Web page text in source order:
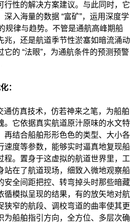
行性的解决方案建议。与此同时，它
入海量的数据 “富矿”，运用深度学
规律与趋势。不管是通航高峰期船
兆，还是航道季节性淤塞如暗流涌动
的 “法眼”，为通航条件的预测预警
：
通仿真技术，仿若神来之笔，为船舶
。它依据真实航道原汁原味的水文特
再结合船舶形形色色的类型、大小各
速度等参数，能够实时逼真地复现船
程。置身于这虚拟的航道世界里，工
站在了航道现场，细致入微地观察船
安全间距把控、转弯掉头时那些暗藏
循模拟呈现的结果，有的放矢地对航
狭窄的航段、调校弯道的曲率使其更
为船舶指引方向，全方位、多层次确